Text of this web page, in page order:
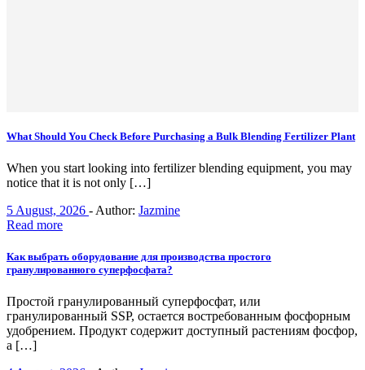
What Should You Check Before Purchasing a Bulk Blending Fertilizer Plant
When you start looking into fertilizer blending equipment, you may
notice that it is not only […]
5 August, 2026 - Author: Jazmine
Read more
Как выбрать оборудование для производства простого
гранулированного суперфосфата?
Простой гранулированный суперфосфат, или
гранулированный SSP, остается востребованным фосфорным
удобрением. Продукт содержит доступный растениям фосфор,
а […]